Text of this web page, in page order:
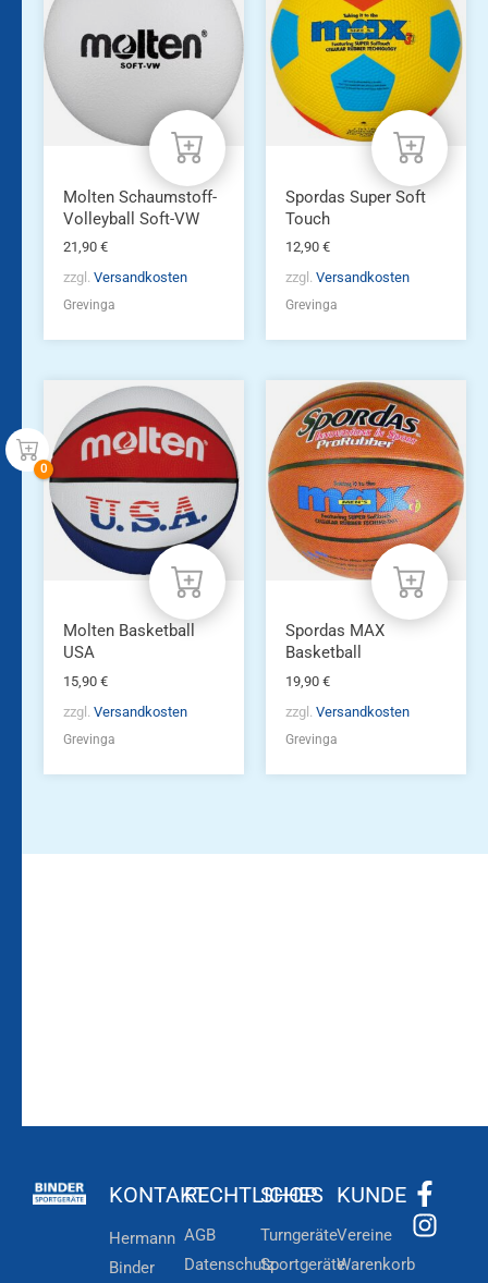
Molten Schaumstoff-
Volleyball Soft-VW
21,90 €
zzgl. Versandkosten
Grevinga
Spordas Super Soft
Touch
12,90 €
zzgl. Versandkosten
Grevinga
Molten Basketball
USA
15,90 €
zzgl. Versandkosten
Grevinga
Spordas MAX
Basketball
19,90 €
zzgl. Versandkosten
Grevinga
KONTAKT
Hermann
Binder
RECHTLICHES
AGB
Datenschutz
SHOP
Turngeräte
Sportgeräte
KUNDE
Vereine
Warenkorb